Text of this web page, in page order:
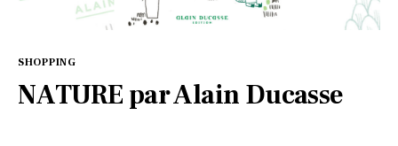
SHOPPING
NATURE par Alain Ducasse